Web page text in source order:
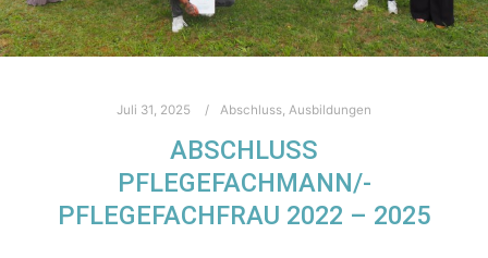
Juli 31, 2025 Abschluss, Ausbildungen
ABSCHLUSS
PFLEGEFACHMANN/-
PFLEGEFACHFRAU 2022 – 2025